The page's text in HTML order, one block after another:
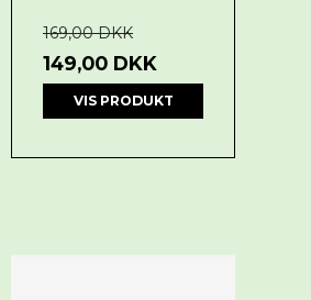
169,00 DKK
149,00 DKK
VIS PRODUKT